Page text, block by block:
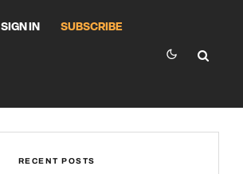
SIGN IN SUBSCRIBE
RECENT POSTS